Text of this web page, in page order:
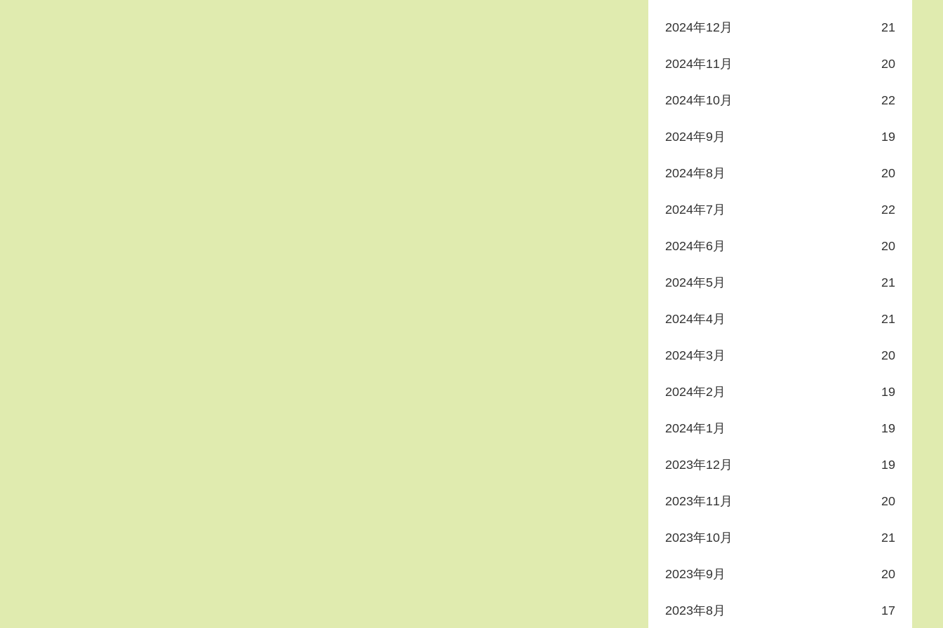
2024年12月 21
2024年11月 20
2024年10月 22
2024年9月 19
2024年8月 20
2024年7月 22
2024年6月 20
2024年5月 21
2024年4月 21
2024年3月 20
2024年2月 19
2024年1月 19
2023年12月 19
2023年11月 20
2023年10月 21
2023年9月 20
2023年8月 17